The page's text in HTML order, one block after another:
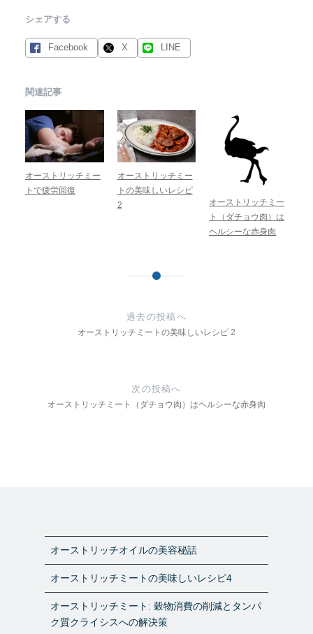
シェアする
Facebook X LINE
関連記事
オーストリッチミー
トで疲労回復
オーストリッチミー
トの美味しいレシピ
2
オーストリッチミー
ト（ダチョウ肉）は
ヘルシーな赤身肉
過去の投稿へ
オーストリッチミートの美味しいレシピ 2
次の投稿へ
オーストリッチミート（ダチョウ肉）はヘルシーな赤身肉
オーストリッチオイルの美容秘話
オーストリッチミートの美味しいレシピ4
オーストリッチミート: 穀物消費の削減とタンパ
ク質クライシスへの解決策